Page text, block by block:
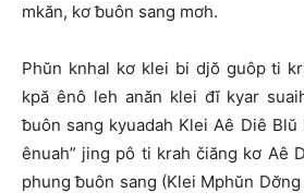
mkăn, kơ ƀuôn sang mơh.
Phŭn knhal kơ klei bi djŏ guôp ti
kpă ênô leh anăn klei đĭ kyar
ƀuôn sang kyuadah Klei Aê Diê Blŭ
ênuah” jing pô ti krah čiăng kơ Aê
phung ƀuôn sang (Klei Mphŭn